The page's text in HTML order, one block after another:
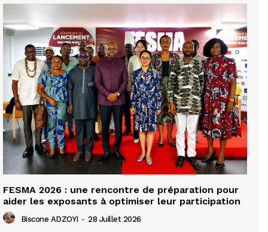
FESMA 2026 : une rencontre de préparation pour
aider les exposants à optimiser leur participation
Biscone ADZOYI - 28 Juillet 2026